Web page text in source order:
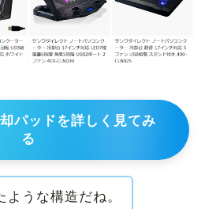
パッドを詳しく見てみ
る
ような構造だね。